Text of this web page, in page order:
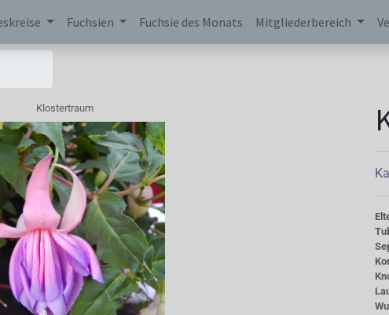
Fuchsien Fuchsie des Monats Mitgliederbereich
Klostertraum